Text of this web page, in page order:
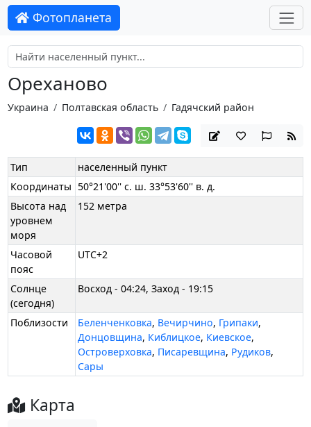
Фотопланета
Ореханово
Украина Полтавская область Гадячский район
Тип
населенный пункт
Координаты 50°21'00'' с. ш. 33°53'60'' в. д.
Высота над
уровнем
моря
152 метра
Часовой
пояс
UTC+2
Солнце
(сегодня)
Восход - 04:24, Заход - 19:15
Поблизости Беленченковка, Вечирчино, Грипаки,
Донцовщина, Киблицкое, Киевское,
Островерховка, Писаревщина, Рудиков,
Сары
Карта